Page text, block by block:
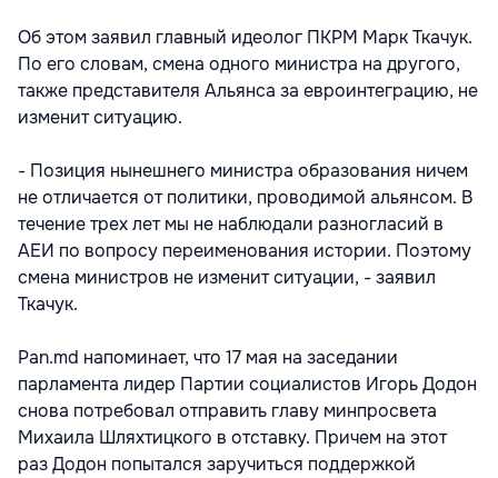
Об этом заявил главный идеолог ПКРМ Марк Ткачук.
По его словам, смена одного министра на другого,
также представителя Альянса за евроинтеграцию, не
изменит ситуацию.
- Позиция нынешнего министра образования ничем
не отличается от политики, проводимой альянсом. В
течение трех лет мы не наблюдали разногласий в
АЕИ по вопросу переименования истории. Поэтому
смена министров не изменит ситуации, - заявил
Ткачук.
Pan.md напоминает, что 17 мая на заседании
парламента лидер Партии социалистов Игорь Додон
снова потребовал отправить главу минпросвета
Михаила Шляхтицкого в отставку. Причем на этот
раз Додон попытался заручиться поддержкой